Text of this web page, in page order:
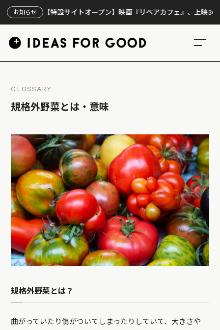
お知らせ
【特設サイトオープン】映画『リペアカフェ』、上映300回の先
GLOSSARY
規格外野菜とは・意味
規格外野菜とは？
曲がっていたり傷がついてしまったりしていて、大きさや